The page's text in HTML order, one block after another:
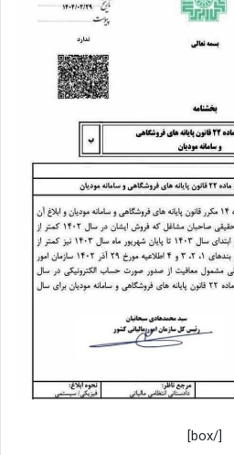
[/box]